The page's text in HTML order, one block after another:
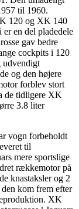
til 1960.
120 og XK 140
er en del pladedele
gav bedre
cockpits i 120
udvendigt
og den højere
forblev stort
de tidligere XK
3.8 liter
vogn forbeholdt
til
mere sportslige
rækkemotor på
knastaksler og 2
kom frem efter
XK